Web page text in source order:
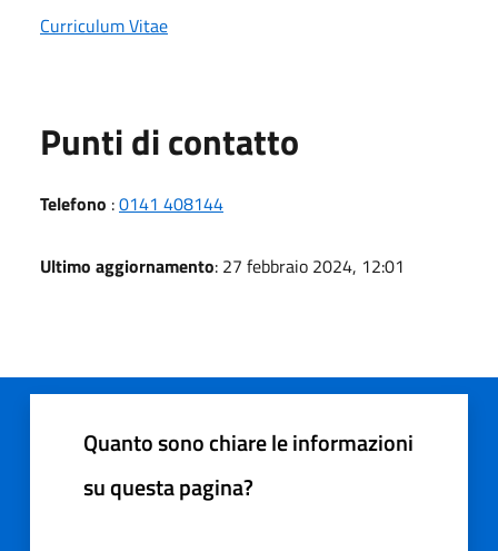
Curriculum Vitae
Punti di contatto
Telefono :0141 408144
Ultimo aggiornamento: 27 febbraio 2024, 12:01
Quanto sono chiare le informazioni
su questa pagina?